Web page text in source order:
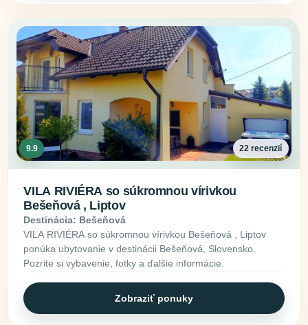
9.9 22 recenzií
VILA RIVIÉRA so súkromnou vírivkou
Bešeňová , Liptov
Destinácia: Bešeňová
VILA RIVIÉRA so súkromnou vírivkou Bešeňová , Liptov
ponúka ubytovanie v destinácii Bešeňová, Slovensko.
Pozrite si vybavenie, fotky a ďalšie informácie.
Zobraziť ponuky